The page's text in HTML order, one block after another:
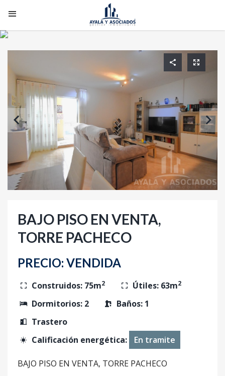
BAJO PISO EN VENTA,
TORRE PACHECO
PRECIO: VENDIDA
Construidos: 75m2 Útiles: 63m2
Dormitorios: 2 Baños: 1
Trastero
Calificación energética:
En tramite
BAJO PISO EN VENTA, TORRE PACHECO